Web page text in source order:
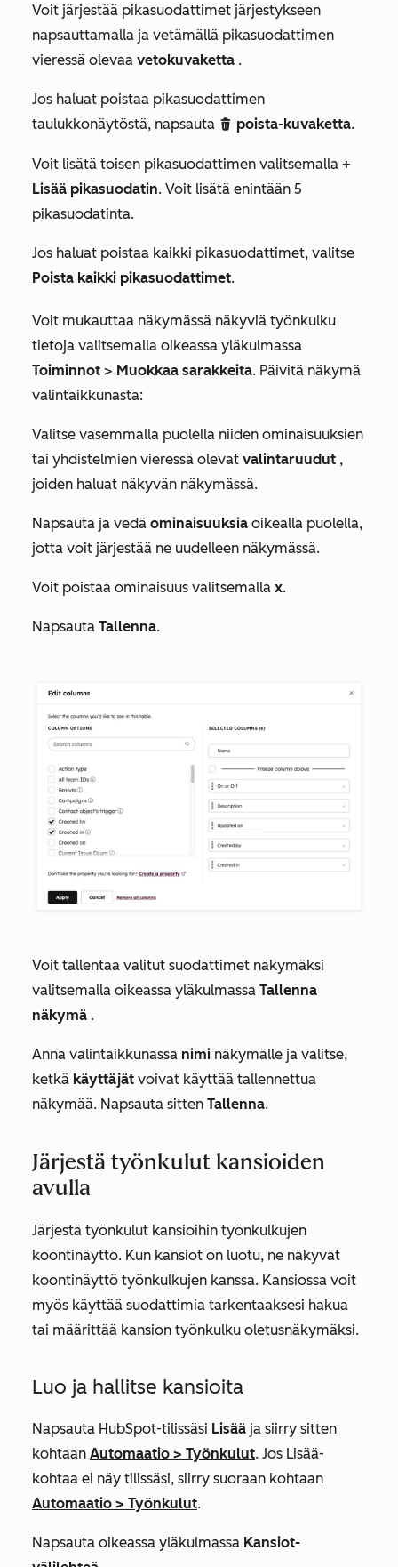
Voit järjestää pikasuodattimet järjestykseen
napsauttamalla ja vetämällä pikasuodattimen
vieressä olevaa vetokuvaketta .
Jos haluat poistaa pikasuodattimen
taulukkonäytöstä, napsauta delete poista-kuvaketta.
Voit lisätä toisen pikasuodattimen valitsemalla +
Lisää pikasuodatin. Voit lisätä enintään 5
pikasuodatinta.
Jos haluat poistaa kaikki pikasuodattimet, valitse
Poista kaikki pikasuodattimet.
Voit mukauttaa näkymässä näkyviä työnkulku
tietoja valitsemalla oikeassa yläkulmassa
Toiminnot > Muokkaa sarakkeita. Päivitä näkymä
valintaikkunasta:
Valitse vasemmalla puolella niiden ominaisuuksien
tai yhdistelmien vieressä olevat valintaruudut ,
joiden haluat näkyvän näkymässä.
Napsauta ja vedä ominaisuuksia oikealla puolella,
jotta voit järjestää ne uudelleen näkymässä.
Voit poistaa ominaisuus valitsemalla x.
Napsauta Tallenna.
Voit tallentaa valitut suodattimet näkymäksi
valitsemalla oikeassa yläkulmassa Tallenna
näkymä .
Anna valintaikkunassa nimi näkymälle ja valitse,
ketkä käyttäjät voivat käyttää tallennettua
näkymää. Napsauta sitten Tallenna.
Järjestä työnkulut kansioiden
avulla
Järjestä työnkulut kansioihin työnkulkujen
koontinäyttö. Kun kansiot on luotu, ne näkyvät
koontinäyttö työnkulkujen kanssa. Kansiossa voit
myös käyttää suodattimia tarkentaaksesi hakua
tai määrittää kansion työnkulku oletusnäkymäksi.
Luo ja hallitse kansioita
Napsauta HubSpot-tilissäsi Lisää ja siirry sitten
kohtaan Automaatio > Työnkulut. Jos Lisää-
kohtaa ei näy tilissäsi, siirry suoraan kohtaan
Automaatio > Työnkulut.
Napsauta oikeassa yläkulmassa Kansiot-